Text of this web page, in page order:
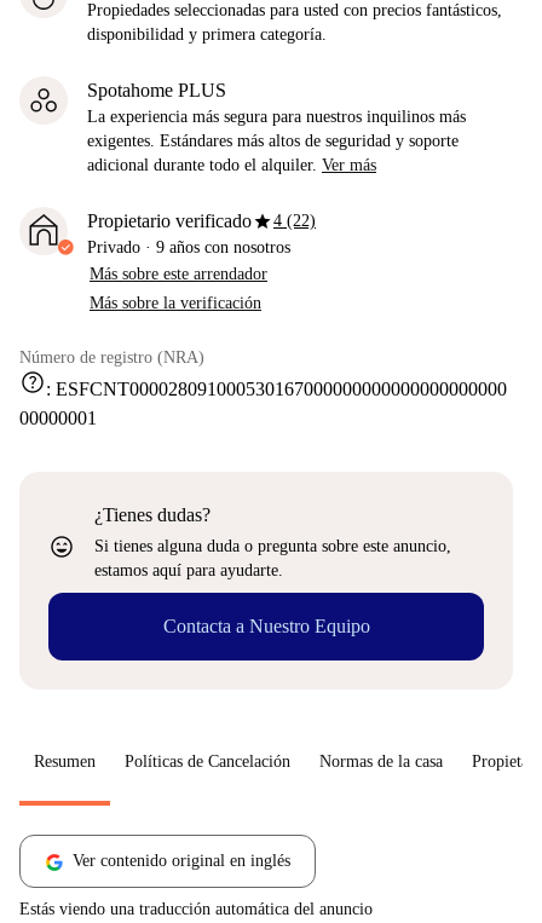
Propiedades seleccionadas para usted con precios fantásticos,
disponibilidad y primera categoría.
Spotahome PLUS
La experiencia más segura para nuestros inquilinos más
exigentes. Estándares más altos de seguridad y soporte
adicional durante todo el alquiler. Ver más
Propietario verificadostar4 (22)
Privado · 9 años con nosotros
Más sobre este arrendador
Más sobre la verificación
Número de registro (NRA)
help: ESFCNT000028091000530167000000000000000000000
00000001
sentiment_very_satisfied
¿Tienes dudas?
Si tienes alguna duda o pregunta sobre este anuncio,
estamos aquí para ayudarte.
Contacta a Nuestro Equipo
Resumen Políticas de Cancelación Normas de la casa
Ver contenido original en inglés
Estás viendo una traducción automática del anuncio